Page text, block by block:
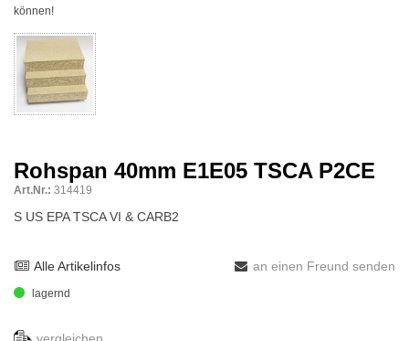
können!
Rohspan 40mm E1E05 TSCA P2CE
Art.Nr.: 314419
S US EPA TSCA VI & CARB2
Alle Artikelinfos an einen Freund senden
lagernd